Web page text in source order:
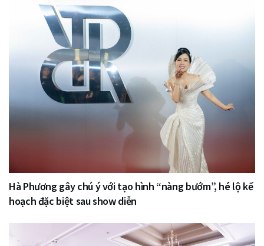
Hà Phương gây chú ý với tạo hình “nàng bướm”, hé lộ kế
hoạch đặc biệt sau show diễn